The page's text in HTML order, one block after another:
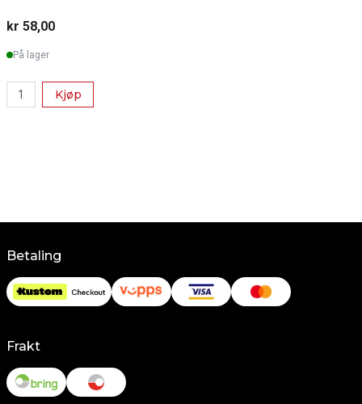
kr 58,00
På lager
Kjøp
Betaling
Frakt